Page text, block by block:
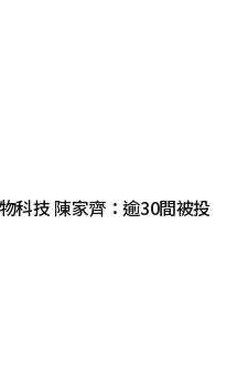
科技 陳家齊：逾30間被投